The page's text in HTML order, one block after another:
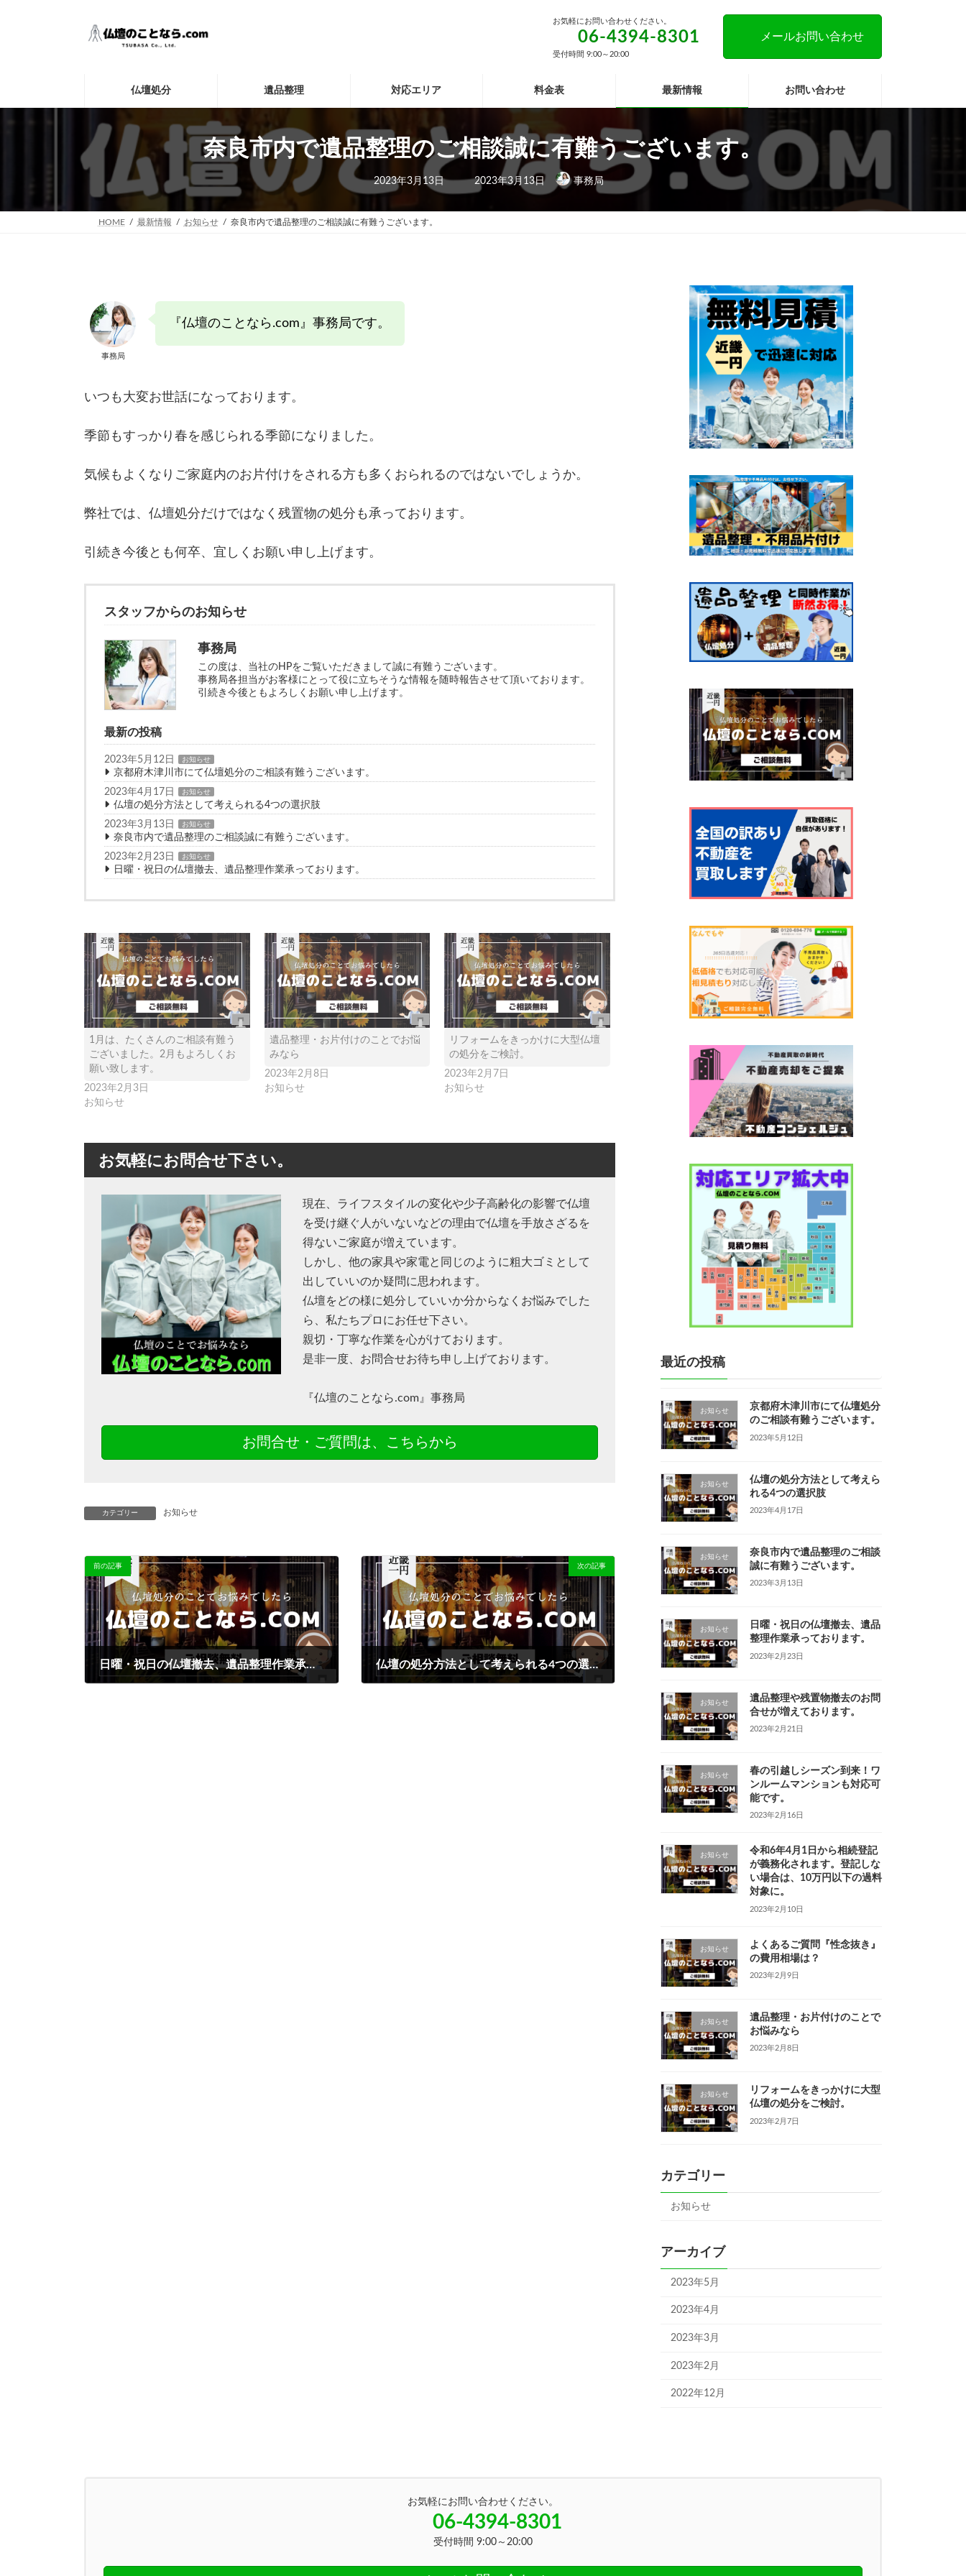
お気軽にお問い合わせください。
06-4394-8301
受付時間 9:00～20:00
メールお問い合わせ
仏壇処分 遺品整理 対応エリア 料金表 最新情報 お問い合わせ
奈良市内で遺品整理のご相談誠に有難うございます。
2023年3月13日
最
終
更
日
2023年3月13日 事務局
HOME 最新情報 お知らせ 奈良市内で遺品整理のご相談誠に有難うございます。
事務局
『仏壇のことなら.com』事務局です。
いつも大変お世話になっております。
季節もすっかり春を感じられる季節になりました。
気候もよくなりご家庭内のお片付けをされる方も多くおられるのではないでしょうか。
弊社では、仏壇処分だけではなく残置物の処分も承っております。
引続き今後とも何卒、宜しくお願い申し上げます。
スタッフからのお知らせ
事務局
この度は、当社のHPをご覧いただきまして誠に有難うございます。
事務局各担当がお客様にとって役に立ちそうな情報を随時報告させて頂いております。
引続き今後ともよろしくお願い申し上げます。
最新の投稿
2023年5月12日 お知らせ
京都府木津川市にて仏壇処分のご相談有難うございます。
2023年4月17日
お知らせ
仏壇の処分方法として考えられる4つの選択肢
2023年3月13日
お知らせ
奈良市内で遺品整理のご相談誠に有難うございます。
2023年2月23日
お知らせ
日曜・祝日の仏壇撤去、遺品整理作業承っております。
1月は、たくさんのご相談有難う
ございました。2月もよろしくお
願い致します。
2023年2月3日
お知らせ
遺品整理・お片付けのことでお悩
みなら
2023年2月8日
お知らせ
リフォームをきっかけに大型仏壇
の処分をご検討。
2023年2月7日
お知らせ
お気軽にお問合せ下さい。
現在、ライフスタイルの変化や少子高齢化の影響で仏壇
を受け継ぐ人がいないなどの理由で仏壇を手放さざるを
得ないご家庭が増えています。
しかし、他の家具や家電と同じのように粗大ゴミとして
出していいのか疑問に思われます。
仏壇をどの様に処分していいか分からなくお悩みでした
ら、私たちプロにお任せ下さい。
親切・丁寧な作業を心がけております。
是非一度、お問合せお待ち申し上げております。
『仏壇のことなら.com』事務局
お問合せ・ご質問は、こちらから
カテゴリー お知らせ
前の記事
日曜・祝日の仏壇撤去、遺品整理作業承っております。
次の記事
仏壇の処分方法として考えられる4つの選択肢
最近の投稿
お知らせ
京都府木津川市にて仏壇処分
のご相談有難うございます。
2023年5月12日
お知らせ
仏壇の処分方法として考えら
れる4つの選択肢
2023年4月17日
お知らせ
奈良市内で遺品整理のご相談
誠に有難うございます。
2023年3月13日
お知らせ
日曜・祝日の仏壇撤去、遺品
整理作業承っております。
2023年2月23日
お知らせ
遺品整理や残置物撤去のお問
合せが増えております。
2023年2月21日
お知らせ
春の引越しシーズン到来！ワ
ンルームマンションも対応可
能です。
2023年2月16日
お知らせ
令和6年4月1日から相続登記
が義務化されます。登記しな
い場合は、10万円以下の過料
対象に。
2023年2月10日
お知らせ
よくあるご質問『性念抜き』
の費用相場は？
2023年2月9日
お知らせ
遺品整理・お片付けのことで
お悩みなら
2023年2月8日
お知らせ
リフォームをきっかけに大型
仏壇の処分をご検討。
2023年2月7日
カテゴリー
お知らせ
アーカイブ
2023年5月
2023年4月
2023年3月
2023年2月
2022年12月
お気軽にお問い合わせください。
06-4394-8301
受付時間 9:00～20:00